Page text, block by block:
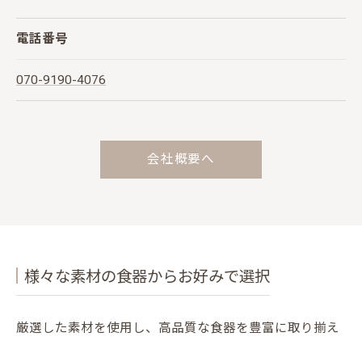
電話番号
070-9190-4076
会社概要へ
様々な素材の食器からお好みで選択
厳選した素材を使用し、高品質な食器を豊富に取り揃え